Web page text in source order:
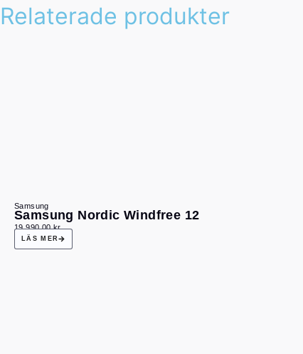
Relaterade produkter
Samsung
Samsung Nordic Windfree 12
19 990,00kr
LÄS MER